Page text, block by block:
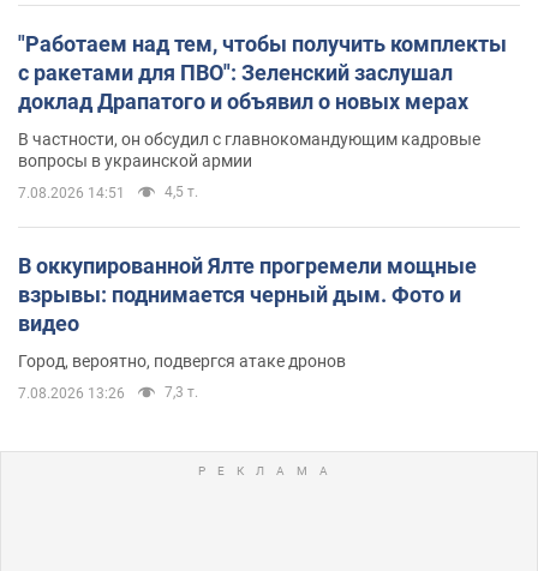
"Работаем над тем, чтобы получить комплекты
с ракетами для ПВО": Зеленский заслушал
доклад Драпатого и объявил о новых мерах
В частности, он обсудил с главнокомандующим кадровые
вопросы в украинской армии
7.08.2026 14:51 4,5 т.
В оккупированной Ялте прогремели мощные
взрывы: поднимается черный дым. Фото и
видео
Город, вероятно, подвергся атаке дронов
7.08.2026 13:26 7,3 т.